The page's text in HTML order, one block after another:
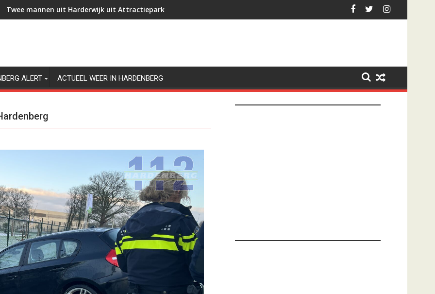
Twee mannen uit Harderwijk uit Attractiepark Slagharen gezet na tonen geslachtsdeel
ALERT ACTUEEL WEER IN HARDENBERG